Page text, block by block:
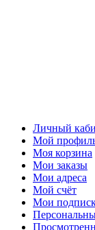
Личный
Мой
Моя корзина
Мои заказы
Мои адреса
Мой счёт
Мои